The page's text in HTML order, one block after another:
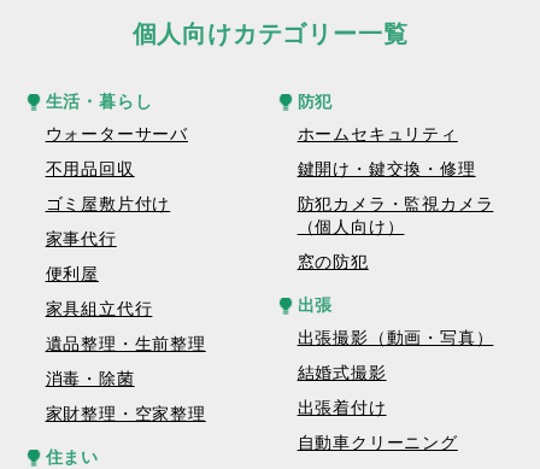
個人向けカテゴリー一覧
生活・暮らし
ウォーターサーバ
不用品回収
ゴミ屋敷片付け
家事代行
便利屋
家具組立代行
遺品整理・生前整理
消毒・除菌
家財整理・空家整理
住まい
防犯
ホームセキュリティ
鍵開け・鍵交換・修理
防犯カメラ・監視カメラ
（個人向け）
窓の防犯
出張
出張撮影（動画・写真）
結婚式撮影
出張着付け
自動車クリーニング